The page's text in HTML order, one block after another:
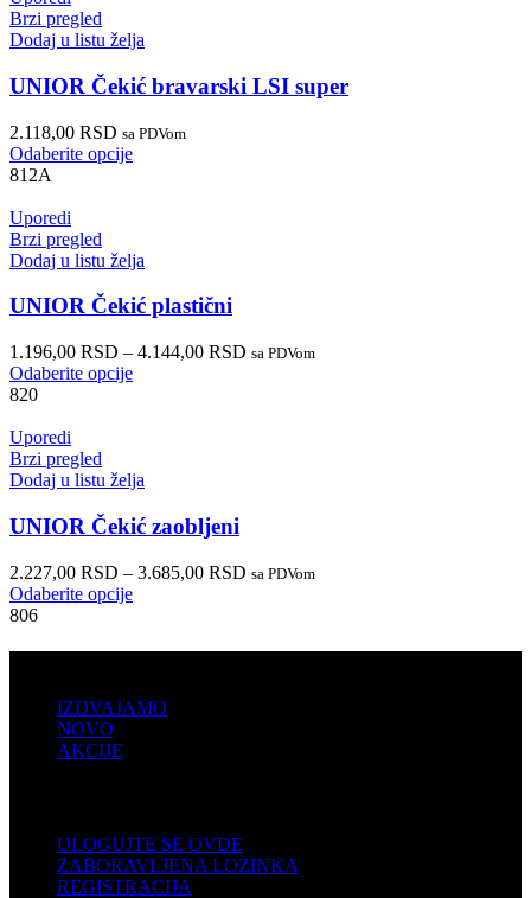
Brzi pregled
Dodaj u listu želja
UNIOR Čekić bravarski LSI super
2.118,00 RSD sa PDVom
Odaberite opcije
812A
Uporedi
Brzi pregled
Dodaj u listu želja
UNIOR Čekić plastični
1.196,00 RSD – 4.144,00 RSD sa PDVom
Odaberite opcije
820
Uporedi
Brzi pregled
Dodaj u listu želja
UNIOR Čekić zaobljeni
2.227,00 RSD – 3.685,00 RSD sa PDVom
Odaberite opcije
806
IZDVAJAMO
NOVO
AKCIJE
ULOGUJTE SE OVDE
ZABORAVLJENA LOZINKA
REGISTRACIJA